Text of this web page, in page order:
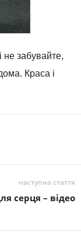
не забувайте,
Краса і
наступна стаття
серця – відео